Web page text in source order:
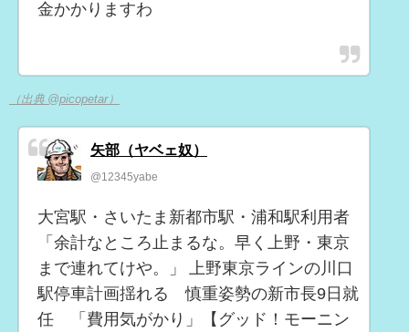
金かかりますわ
（出典 @picopetar）
矢部（ヤベェ奴）
@12345yabe
大宮駅・さいたま新都市駅・浦和駅利用者
「余計なところ止まるな。早く上野・東京
まで連れてけや。」 上野東京ラインの川口
駅停車計画揺れる 慎重姿勢の新市長9日就
任 「費用気がかり」【グッド！モーニン